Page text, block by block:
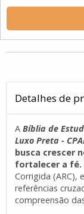
Detalhes de
ABíblia de
Luxo Preta -
busca crescer
fortalecer a fé.
Corrigida (ARC),
referências
compreensão